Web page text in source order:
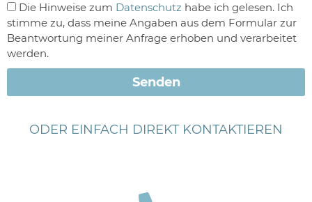
Die Hinweise zum Datenschutz habe ich gelesen. Ich
stimme zu, dass meine Angaben aus dem Formular zur
Beantwortung meiner Anfrage erhoben und verarbeitet
werden.
Senden
ODER EINFACH DIREKT KONTAKTIEREN